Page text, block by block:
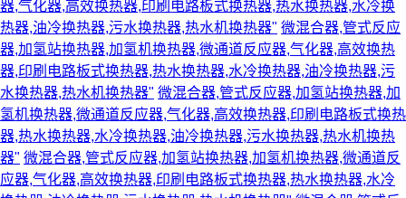
器,气化器,高效换热器,印刷电路板式换热器,热水换热器,水冷换
热器,油冷换热器,污水换热器,热水机换热器" 微混合器,管式反应
器,加氢站换热器,加氢机换热器,微通道反应器,气化器,高效换热
器,印刷电路板式换热器,热水换热器,水冷换热器,油冷换热器,污
水换热器,热水机换热器" 微混合器,管式反应器,加氢站换热器,加
氢机换热器,微通道反应器,气化器,高效换热器,印刷电路板式换热
器,热水换热器,水冷换热器,油冷换热器,污水换热器,热水机换热
器" 微混合器,管式反应器,加氢站换热器,加氢机换热器,微通道反
应器,气化器,高效换热器,印刷电路板式换热器,热水换热器,水冷